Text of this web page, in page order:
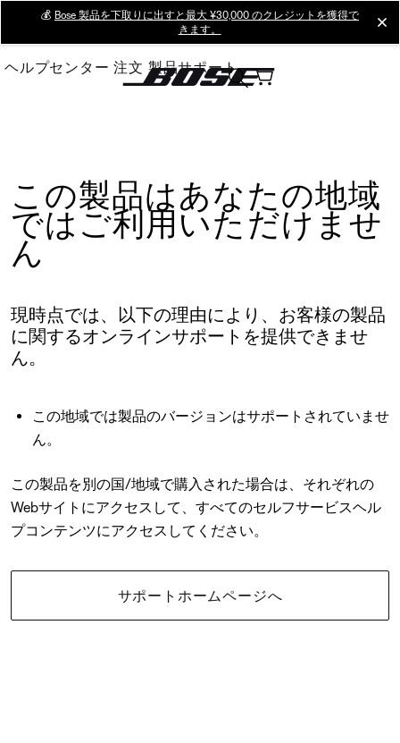
Main
💰 Bose 製品を下取りに出すと最大 ¥30,000 のクレジットを獲得で
きます。
ヘルプセンター 注文 製品サポート
この製品はあなたの地域
ではご利用いただけませ
ん
現時点では、以下の理由により、お客様の製品
に関するオンラインサポートを提供できませ
ん。
この地域では製品のバージョンはサポートされていませ
ん。
この製品を別の国/地域で購入された場合は、それぞれの
Webサイトにアクセスして、すべてのセルフサービスヘル
プコンテンツにアクセスしてください。
サポートホームページへ